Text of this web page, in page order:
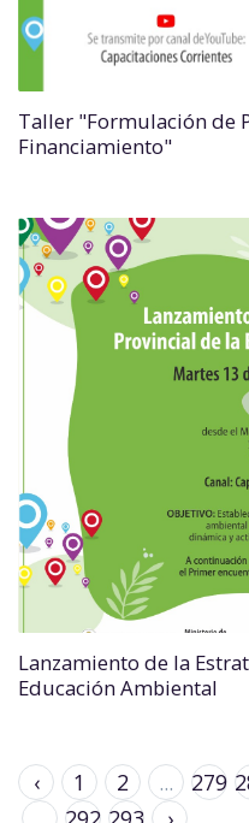
Taller "Formulación de
Financiamiento"
Lanzamiento de la
Educación Ambiental
‹ 1 2 ... 279